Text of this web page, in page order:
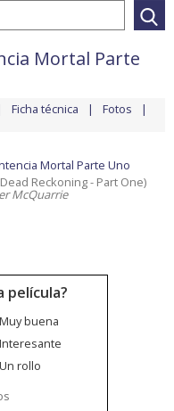
Mortal Parte
Ficha técnica Fotos
Mortal Parte Uno
Reckoning - Part One)
McQuarrie
película?
Muy buena
Interesante
Un rollo